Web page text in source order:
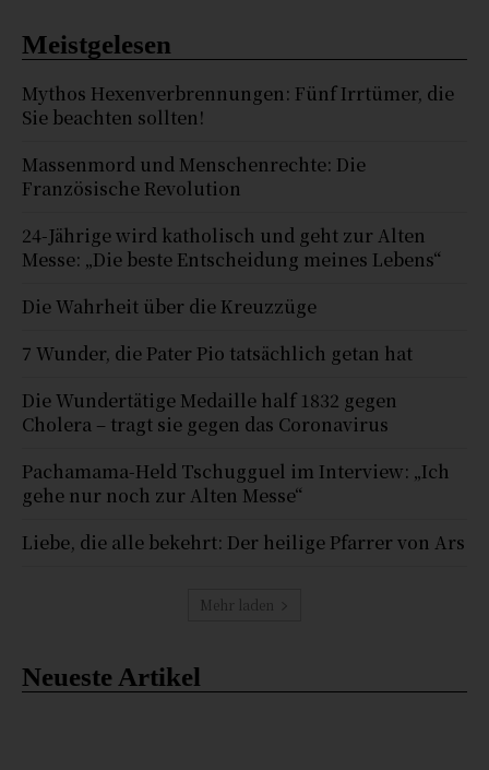
Neueste Artikel
Meistgelesen
Mythos Hexenverbrennungen: Fünf Irrtümer, die
Sie beachten sollten!
Massenmord und Menschenrechte: Die
Französische Revolution
24-Jährige wird katholisch und geht zur Alten
Messe: „Die beste Entscheidung meines Lebens“
Die Wahrheit über die Kreuzzüge
7 Wunder, die Pater Pio tatsächlich getan hat
Die Wundertätige Medaille half 1832 gegen
Cholera – tragt sie gegen das Coronavirus
Pachamama-Held Tschugguel im Interview: „Ich
gehe nur noch zur Alten Messe“
Liebe, die alle bekehrt: Der heilige Pfarrer von Ars
Mehr laden